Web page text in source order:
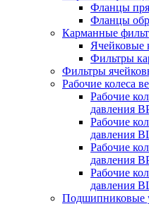
Фланцы
Фланцы
Карманные
Ячейковые
Фильтры
Фильтры
Рабочие колеса
Рабочие
давления
Рабочие
давления
Рабочие
давления
Рабочие
давления
Подшипниковые